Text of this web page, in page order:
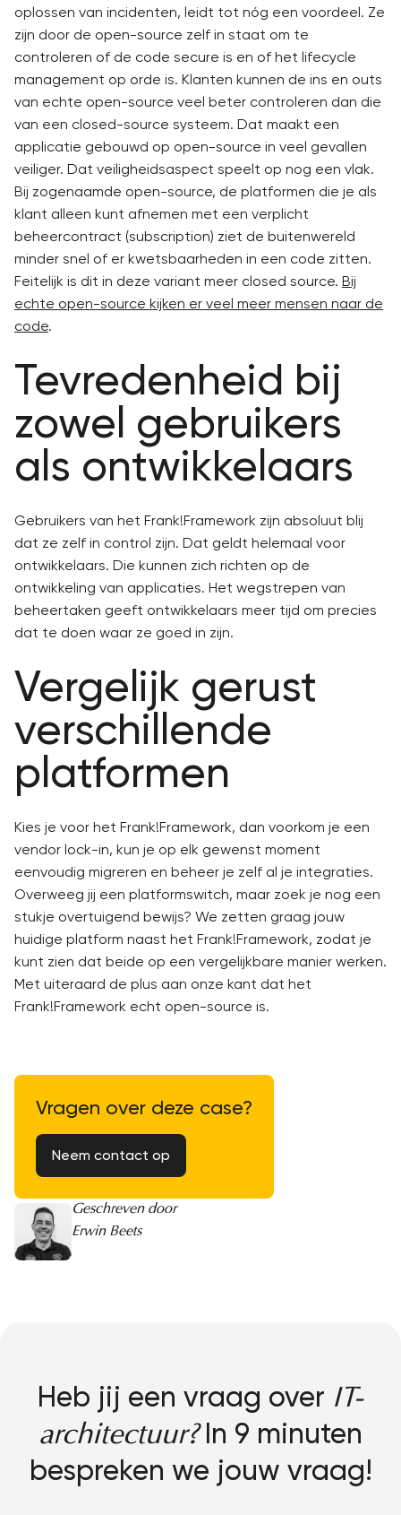
oplossen van incidenten, leidt tot nóg een voordeel. Ze
zijn door de open-source zelf in staat om te
controleren of de code secure is en of het lifecycle
management op orde is. Klanten kunnen de ins en outs
van echte open-source veel beter controleren dan die
van een closed-source systeem. Dat maakt een
applicatie gebouwd op open-source in veel gevallen
veiliger. Dat veiligheidsaspect speelt op nog een vlak.
Bij zogenaamde open-source, de platformen die je als
klant alleen kunt afnemen met een verplicht
beheercontract (subscription) ziet de buitenwereld
minder snel of er kwetsbaarheden in een code zitten.
Feitelijk is dit in deze variant meer closed source. Bij
echte open-source kijken er veel meer mensen naar de
code.
Tevredenheid bij
zowel gebruikers
als ontwikkelaars
Gebruikers van het Frank!Framework zijn absoluut blij
dat ze zelf in control zijn. Dat geldt helemaal voor
ontwikkelaars. Die kunnen zich richten op de
ontwikkeling van applicaties. Het wegstrepen van
beheertaken geeft ontwikkelaars meer tijd om precies
dat te doen waar ze goed in zijn.
Vergelijk gerust
verschillende
platformen
Kies je voor het Frank!Framework, dan voorkom je een
vendor lock-in, kun je op elk gewenst moment
eenvoudig migreren en beheer je zelf al je integraties.
Overweeg jij een platformswitch, maar zoek je nog een
stukje overtuigend bewijs? We zetten graag jouw
huidige platform naast het Frank!Framework, zodat je
kunt zien dat beide op een vergelijkbare manier werken.
Met uiteraard de plus aan onze kant dat het
Frank!Framework echt open-source is.
Vragen over deze case?
Neem contact op
Geschreven door
Erwin Beets
Heb jij een vraag over IT-
architectuur?In 9 minuten
bespreken we jouw vraag!